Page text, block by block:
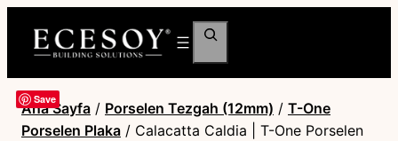
Ara
Save
Ana Sayfa / Porselen Tezgah (12mm) / T-One
Porselen Plaka / Calacatta Caldia | T-One Porselen